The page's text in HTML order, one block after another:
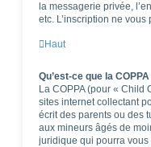
la messagerie privée,
etc. L’inscription ne
Haut
Qu’est-ce que la
La COPPA (pour « Child
sites internet collectant
écrit des parents ou des
aux mineurs âgés de
juridique qui pourra